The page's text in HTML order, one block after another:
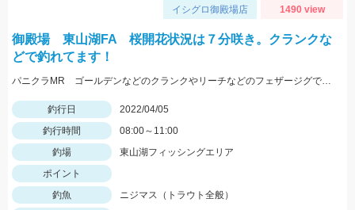
イシグロ御殿場店 1490 view
御殿場 東山湖FA 桜開花状況は７分咲き。クランクな
どで釣れてます！
パニクラMR ゴールデンなどのクランクやリーチなどのフェザージグで良く釣れますよ～
釣行日
2022/04/05
釣行時間
08:00～11:00
釣場
東山湖フィッシングエリア
ポイント
釣魚
ニジマス（トラウト全般）